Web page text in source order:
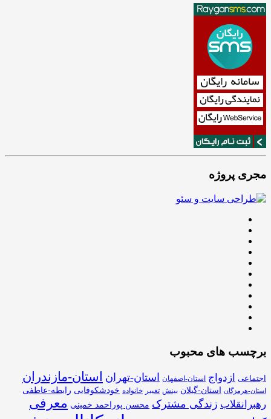
مجری پروژه
برچسب های محبوب
اجتماعی ازدواج استان-اصفهان استان-تهران استان-مازندران
استان-هرمزگان استان-گیلان بینش تغییر خانواده خودشکوفایی رابطه-عاطفی
رهبرانقلاب زندگی مشترک محسن پوراحمد خمینی معرفی